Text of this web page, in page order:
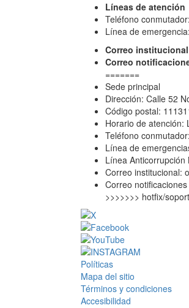
Líneas de atención
Teléfono
Línea de
Correo
Correo
=======
Sede principal
Dirección: Calle 52
Código postal:
Horario de atención:
Teléfono
Línea de
Línea Anticorrupción
Correo institucional:
Correo
>>>>>>> hotfix/
Políticas
Mapa del sitio
Términos y condiciones
Accesibilidad